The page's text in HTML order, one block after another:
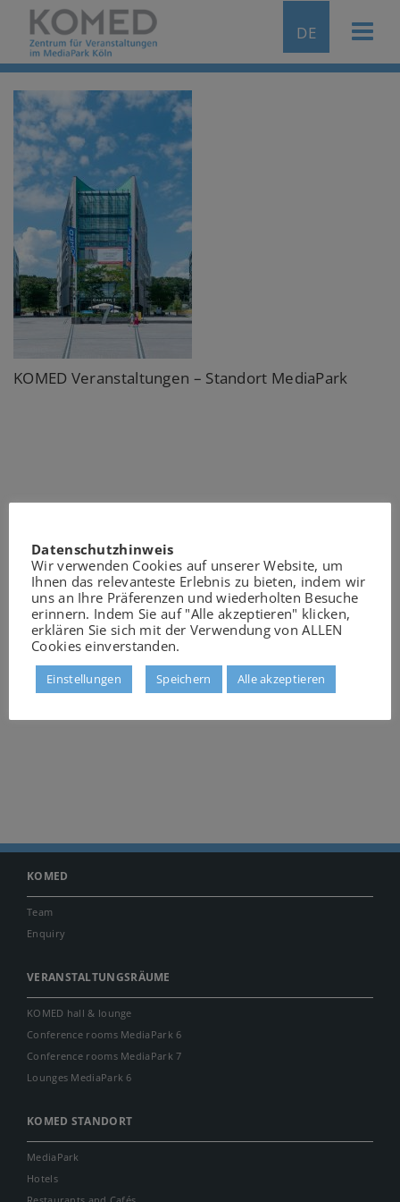
DE
KOMED Veranstaltungen – Standort MediaPark
KOMED
Team
Enquiry
VERANSTALTUNGSRÄUME
KOMED hall & lounge
Conference rooms MediaPark 6
Conference rooms MediaPark 7
Lounges MediaPark 6
KOMED STANDORT
MediaPark
Hotels
Datenschutzhinweis
Wir verwenden Cookies auf unserer Website, um
Ihnen das relevanteste Erlebnis zu bieten, indem wir
uns an Ihre Präferenzen und wiederholten Besuche
erinnern. Indem Sie auf "Alle akzeptieren" klicken,
erklären Sie sich mit der Verwendung von ALLEN
Cookies einverstanden.
Einstellungen Speichern Alle akzeptieren